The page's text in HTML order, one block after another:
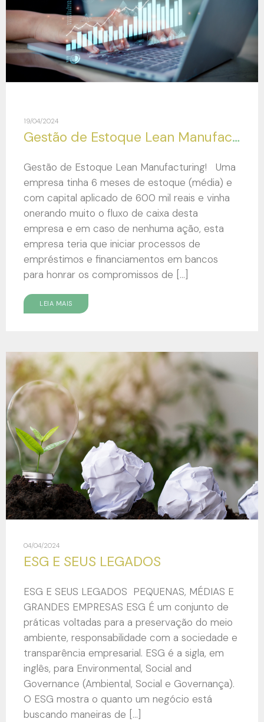
19/04/2024
Gestão de Estoque Lean Manufacturing!
Gestão de Estoque Lean Manufacturing! Uma
empresa tinha 6 meses de estoque (média) e
com capital aplicado de 600 mil reais e vinha
onerando muito o fluxo de caixa desta
empresa e em caso de nenhuma ação, esta
empresa teria que iniciar processos de
empréstimos e financiamentos em bancos
para honrar os compromissos de […]
LEIA MAIS
04/04/2024
ESG E SEUS LEGADOS
ESG E SEUS LEGADOS PEQUENAS, MÉDIAS E
GRANDES EMPRESAS ESG É um conjunto de
práticas voltadas para a preservação do meio
ambiente, responsabilidade com a sociedade e
transparência empresarial. ESG é a sigla, em
inglês, para Environmental, Social and
Governance (Ambiental, Social e Governança).
O ESG mostra o quanto um negócio está
buscando maneiras de […]